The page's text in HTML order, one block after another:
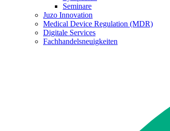
Seminare
Juzo Innovation
Medical Device Regulation (MDR)
Digitale Services
Fachhandelsneuigkeiten